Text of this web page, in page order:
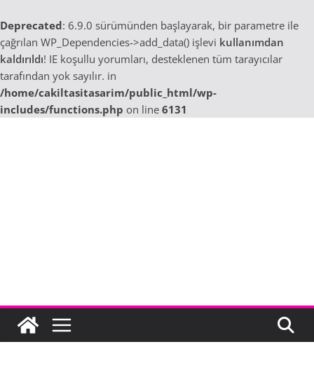
Deprecated: 6.9.0 sürümünden başlayarak, bir parametre ile
çağrılan WP_Dependencies->add_data() işlevi kullanımdan
kaldırıldı! IE koşullu yorumları, desteklenen tüm tarayıcılar
tarafından yok sayılır. in
/home/cakiltasitasarim/public_html/wp-
includes/functions.php on line 6131